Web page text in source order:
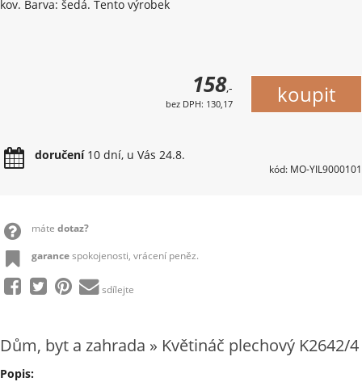
kov. Barva: šedá. Tento výrobek
158,-
bez DPH: 130,17
doručení10 dní, u Vás 24.8.
kód: MO-YIL9000101
máte dotaz?
garancespokojenosti, vrácení peněz.
sdílejte
Dům, byt a zahrada » Květináč plechový K2642/4
Popis: